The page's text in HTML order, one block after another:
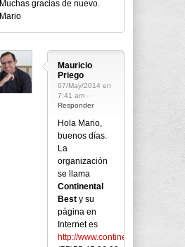
Muchas gracias de nuevo.
Mario
Mauricio
Priego
07/May/2014 en
7:41 am -
Responder
Hola Mario,
buenos días.
La
organización
se llama
Continental
Best y su
página en
Internet es
http://www.continentalbest.com